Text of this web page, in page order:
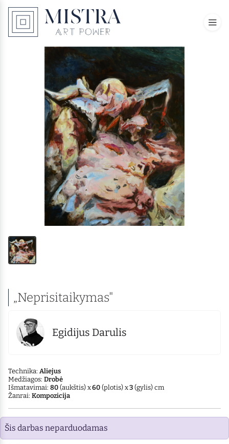
„Neprisitaikymas"
Egidijus Darulis
Technika: Aliejus
Medžiagos: Drobė
Išmatavimai: 80 (aukštis) x60 (plotis) x3 (gylis) cm
Žanrai: Kompozicija
Šis darbas neparduodamas